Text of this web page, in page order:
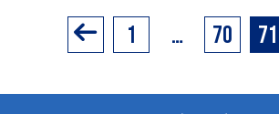
1 … 70 71